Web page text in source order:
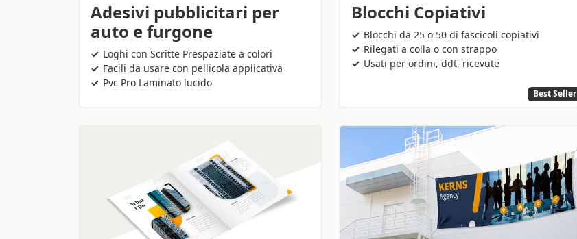
Adesivi pubblicitari per
auto e furgone
Loghi con Scritte Prespaziate a colori
Facili da usare con pellicola applicativa
Pvc Pro Laminato lucido
Blocchi Copiativi
Blocchi da 25 o 50 di fascicoli copiativi
Rilegati a colla o con strappo
Usati per ordini, ddt, ricevute
Best Seller